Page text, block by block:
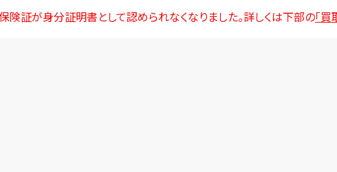
証が身分証明書として認められなくなりました。詳しくは下部の「